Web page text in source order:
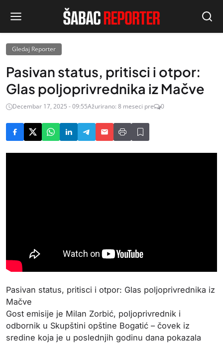
Gledaj Reporter
Pasivan status, pritisci i otpor:
Glas poljoprivrednika iz Mačve
Decembar 17, 2025 - 09:55Ažurirano: 8 meseci pre 0
Pasivan status, pritisci i otpor: Glas poljoprivrednika iz
Mačve
Gost emisije je Milan Zorbić, poljoprivrednik i
odbornik u Skupštini opštine Bogatić – čovek iz
sredine koja je u poslednjih godinu dana pokazala